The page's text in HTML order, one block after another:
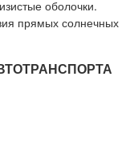
оболочки.
прямых солнечных